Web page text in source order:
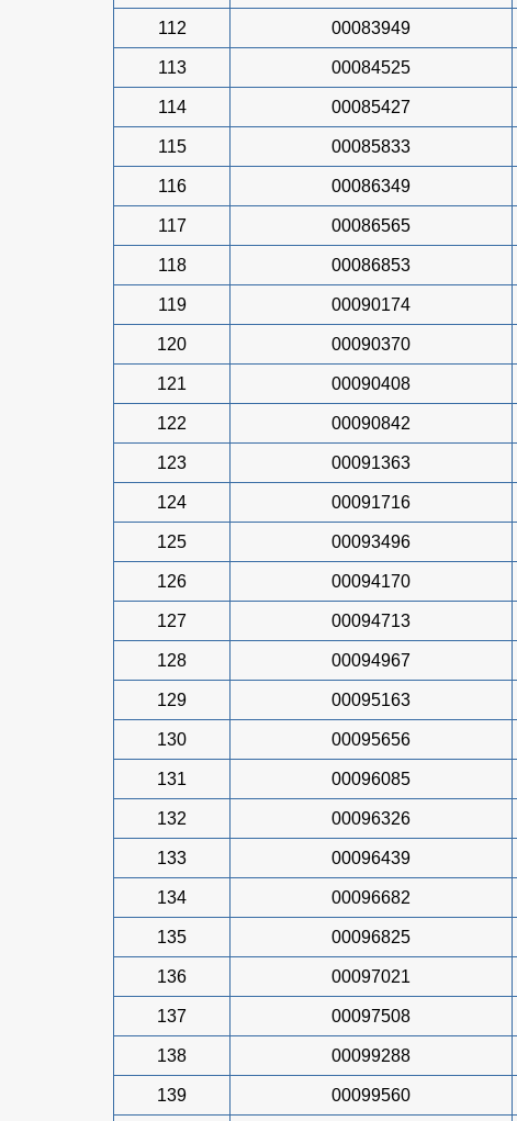
112 00083949
113 00084525
114 00085427
115 00085833
116 00086349
117 00086565
118 00086853
119 00090174
120 00090370
121 00090408
122 00090842
123 00091363
124 00091716
125 00093496
126 00094170
127 00094713
128 00094967
129 00095163
130 00095656
131 00096085
132 00096326
133 00096439
134 00096682
135 00096825
136 00097021
137 00097508
138 00099288
139 00099560